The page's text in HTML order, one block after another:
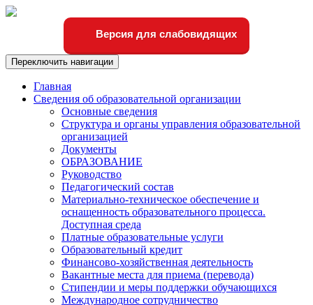
Версия для слабовидящих
Переключить навигации
Главная
Сведения об образовательной организации
Основные сведения
Структура и органы управления образовательной
организацией
Документы
ОБРАЗОВАНИЕ
Руководство
Педагогический состав
Материально-техническое обеспечение и
оснащенность образовательного процесса.
Доступная среда
Платные образовательные услуги
Образовательный кредит
Финансово-хозяйственная деятельность
Вакантные места для приема (перевода)
Стипендии и меры поддержки обучающихся
Международное сотрудничество